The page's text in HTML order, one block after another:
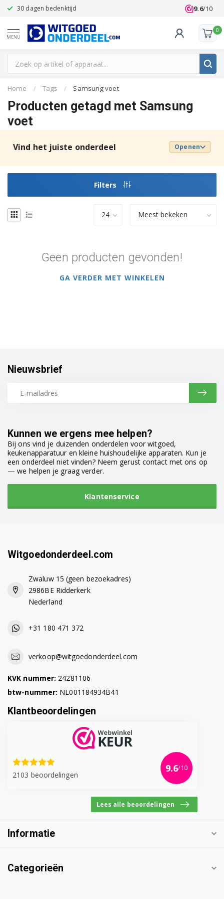
30 dagen bedenktijd Klanten
9.6/10
MENU
0
Home / Tags / Samsung voet
Producten getagd met Samsung
voet
Vind het juiste onderdeel Openen
Filters
Geen producten gevonden!
GA VERDER MET WINKELEN
Kunnen we ergens mee helpen?
Bij ons vind je duizenden onderdelen voor witgoed,
keukenapparatuur en kleine huishoudelijke apparaten. Kun je
een onderdeel niet vinden? Neem gerust contact met ons op
— we helpen je graag verder.
Klantenservice
Nieuwsbrief
Witgoedonderdeel.com
Zwaluw 15 (geen bezoekadres)
2986BE Ridderkerk
Nederland
+31 180 471 372
verkoop@witgoedonderdeel.com
KVK nummer: 24281106
btw-nummer: NL001184934B41
Klantbeoordelingen
2103 beoordelingen
9.6/10
Lees alle beoordelingen
Informatie
Categorieën